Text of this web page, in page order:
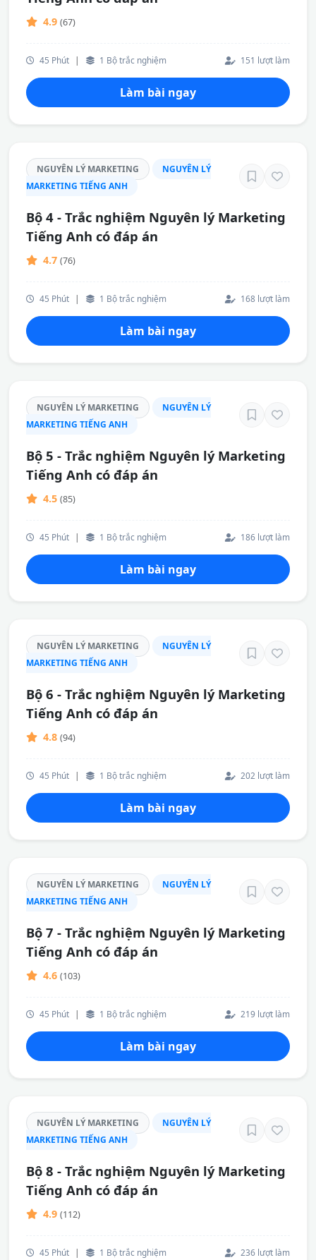
4.9 (67)
45 Phút | 1 Bộ trắc nghiệm 151 lượt làm
Làm bài ngay
NGUYÊN LÝ MARKETING
NGUYÊN LÝ
MARKETING TIẾNG ANH
Bộ 4 - Trắc nghiệm Nguyên lý Marketing
Tiếng Anh có đáp án
4.7 (76)
45 Phút | 1 Bộ trắc nghiệm 168 lượt làm
Làm bài ngay
NGUYÊN LÝ MARKETING
NGUYÊN LÝ
MARKETING TIẾNG ANH
Bộ 5 - Trắc nghiệm Nguyên lý Marketing
Tiếng Anh có đáp án
4.5 (85)
45 Phút | 1 Bộ trắc nghiệm 186 lượt làm
Làm bài ngay
NGUYÊN LÝ MARKETING
NGUYÊN LÝ
MARKETING TIẾNG ANH
Bộ 6 - Trắc nghiệm Nguyên lý Marketing
Tiếng Anh có đáp án
4.8 (94)
45 Phút | 1 Bộ trắc nghiệm 202 lượt làm
Làm bài ngay
NGUYÊN LÝ MARKETING
NGUYÊN LÝ
MARKETING TIẾNG ANH
Bộ 7 - Trắc nghiệm Nguyên lý Marketing
Tiếng Anh có đáp án
4.6 (103)
45 Phút | 1 Bộ trắc nghiệm 219 lượt làm
Làm bài ngay
NGUYÊN LÝ MARKETING
NGUYÊN LÝ
MARKETING TIẾNG ANH
Bộ 8 - Trắc nghiệm Nguyên lý Marketing
Tiếng Anh có đáp án
4.9 (112)
45 Phút | 1 Bộ trắc nghiệm 236 lượt làm